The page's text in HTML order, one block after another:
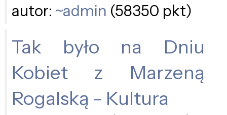
autor: ~admin (58350 pkt)
Tak było na Dniu
Kobiet z Marzeną
Rogalską - Kultura